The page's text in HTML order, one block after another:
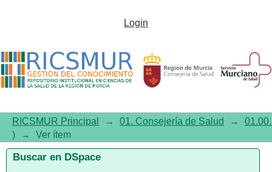
Boletín Epidemiológico de
Número 743, agosto. Hábitos
bucodentales infantiles y
estudios maternos: Murcia 2006
Login
RICSMUR Principal → 01. Consejería de Salud →
)
→ Ver ítem
Buscar en DSpace